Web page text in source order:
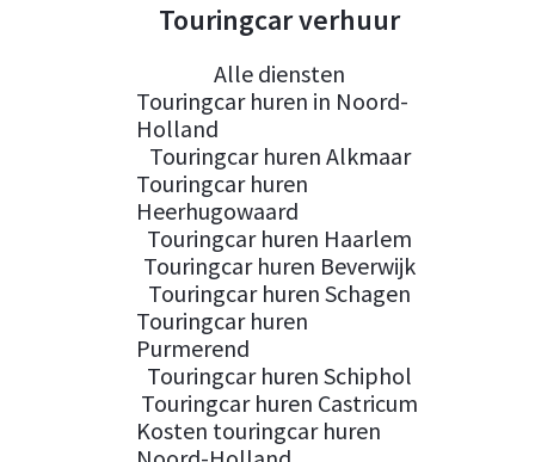
Touringcar verhuur
Alle diensten
Touringcar huren in Noord-
Holland
Touringcar huren Alkmaar
Touringcar huren
Heerhugowaard
Touringcar huren Haarlem
Touringcar huren Beverwijk
Touringcar huren Schagen
Touringcar huren
Purmerend
Touringcar huren Schiphol
Touringcar huren Castricum
Kosten touringcar huren